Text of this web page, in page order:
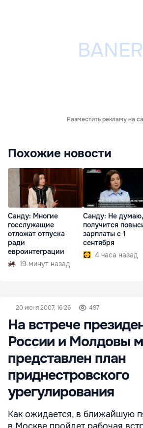
Разместить рекламу на
Похожие новости
Санду: Многие
госслужащие
отложат отпуска
ради
евроинтеграции
19 минут назад
Санду: Не
получится
зарплаты с 1
сентября
4 часа назад
20 июня 2007, 16:26 497
На встрече
России и Молдовы
представлен план
приднестровского
урегулирования
Как ожидается, в ближайшую